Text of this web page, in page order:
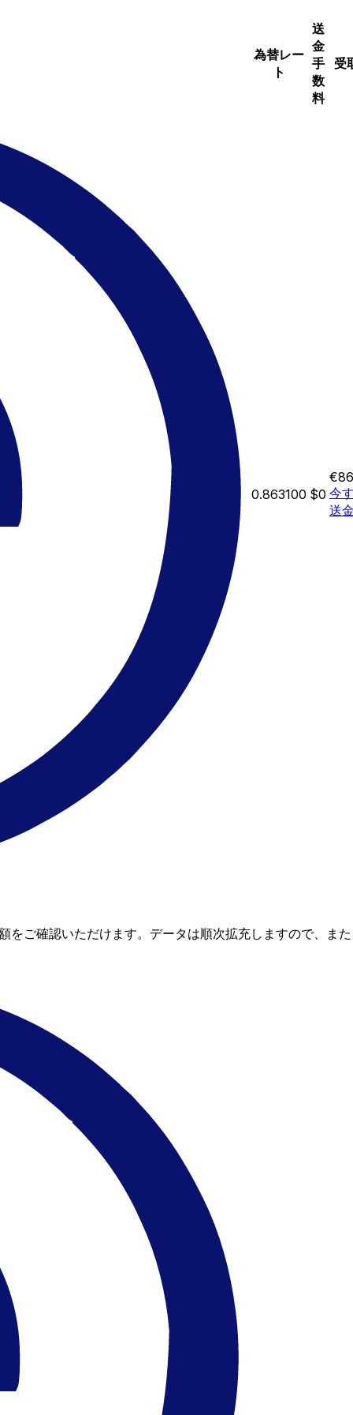
為替レー
ト
送
金
手
数
料
受
0.863100 $0 今
送
ご確認いただけます。データは順次拡充しますので、ま